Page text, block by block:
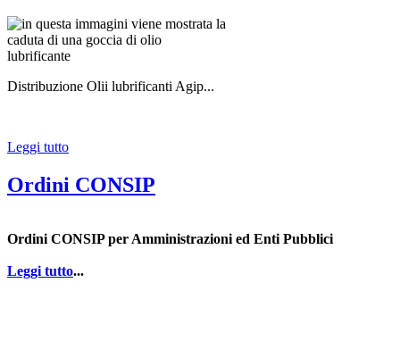
Distribuzione Olii lubrificanti Agip...
Leggi tutto
Ordini CONSIP
Ordini CONSIP per Amministrazioni ed Enti Pubblici
Leggi tutto...